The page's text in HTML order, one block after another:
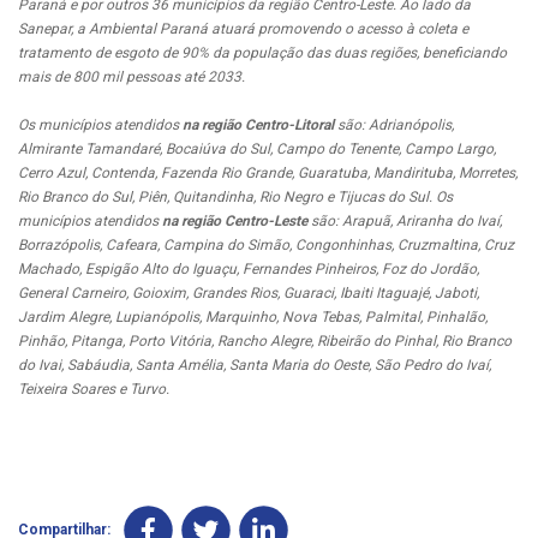
Paraná e por outros 36 municípios da região Centro-Leste. Ao lado da
Sanepar, a Ambiental Paraná atuará promovendo o acesso à coleta e
tratamento de esgoto de 90% da população das duas regiões, beneficiando
mais de 800 mil pessoas até 2033.
Os municípios atendidos na região Centro-Litoralsão: Adrianópolis,
Almirante Tamandaré, Bocaiúva do Sul, Campo do Tenente, Campo Largo,
Cerro Azul, Contenda, Fazenda Rio Grande, Guaratuba, Mandirituba, Morretes,
Rio Branco do Sul, Piên, Quitandinha, Rio Negro e Tijucas do Sul. Os
municípios atendidos na região Centro-Lestesão: Arapuã, Ariranha do Ivaí,
Borrazópolis, Cafeara, Campina do Simão, Congonhinhas, Cruzmaltina, Cruz
Machado, Espigão Alto do Iguaçu, Fernandes Pinheiros, Foz do Jordão,
General Carneiro, Goioxim, Grandes Rios, Guaraci, Ibaiti Itaguajé, Jaboti,
Jardim Alegre, Lupianópolis, Marquinho, Nova Tebas, Palmital, Pinhalão,
Pinhão, Pitanga, Porto Vitória, Rancho Alegre, Ribeirão do Pinhal, Rio Branco
do Ivai, Sabáudia, Santa Amélia, Santa Maria do Oeste, São Pedro do Ivaí,
Teixeira Soares e Turvo.
Compartilhar: